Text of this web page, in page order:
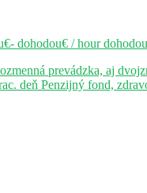
dohodou€ / hour
prevádzka, aj
deň Penzijný fond,